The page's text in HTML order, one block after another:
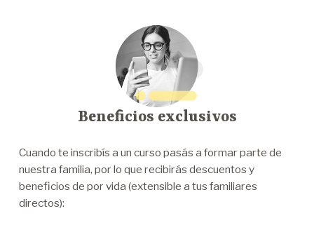
Beneficios exclusivos
Cuando te inscribís a un curso pasás a formar parte de
nuestra familia, por lo que recibirás descuentos y
beneficios de por vida (extensible a tus familiares
directos):